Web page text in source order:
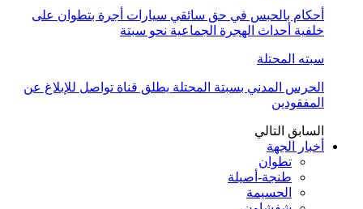
أحكام بالحبس في حق سائقي سيارات أجرة بتطوان على
خلفية أحداث الهجرة الجماعية نحو سبتة
سبته المحتلة
الحرس المدني بسبتة المحتلة يطلق قناة تواصل للإبلاغ عن
المفقودين
السابق التالي
أخبار الجهة
تطوان
طنجة-أصيلة
الحسيمة